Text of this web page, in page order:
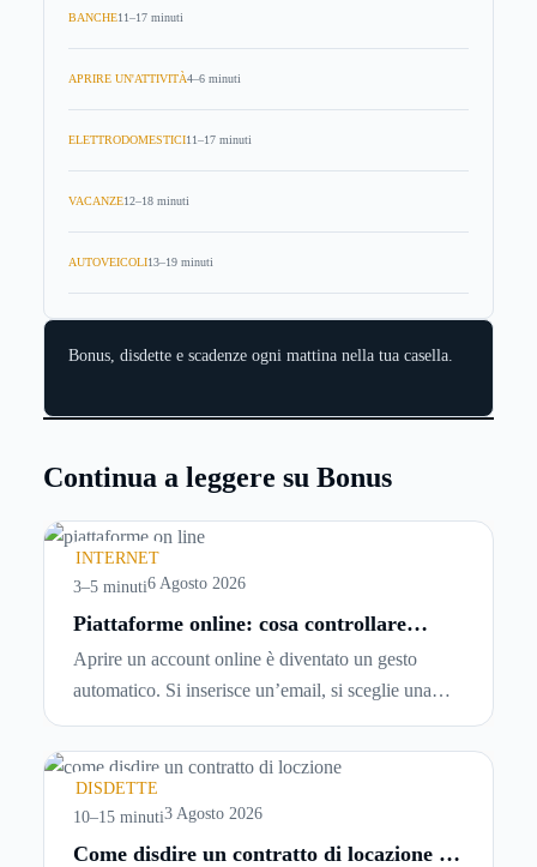
BANCHE11–17 minuti
APRIRE UN'ATTIVITÀ4–6 minuti
ELETTRODOMESTICI11–17 minuti
VACANZE12–18 minuti
AUTOVEICOLI13–19 minuti
Bonus, disdette e scadenze ogni mattina nella tua casella.
Continua a leggere su Bonus
INTERNET
3–5 minuti6 Agosto 2026
Piattaforme online: cosa controllare
prima di iscriversi e usare servizi in
tempo reale
Aprire un account online è diventato un gesto
automatico. Si inserisce un’email, si sceglie una
password, si accetta una serie di condizioni senza
leggerle davvero. Tutto avviene in pochi minuti,
spesso senza che ci si fermi a capire dove si sta
entrando.
DISDETTE
10–15 minuti3 Agosto 2026
Come disdire un contratto di locazione in